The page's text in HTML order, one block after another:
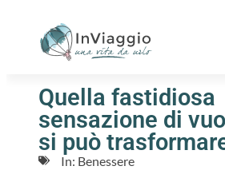
Quella fastidiosa
sensazione di
si può
In: Benessere